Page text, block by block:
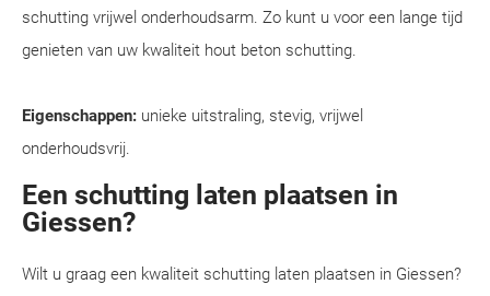
schutting vrijwel onderhoudsarm. Zo kunt u voor een lange tijd
genieten van uw kwaliteit hout beton schutting.
Eigenschappen: unieke uitstraling, stevig, vrijwel
onderhoudsvrij.
Een schutting laten plaatsen in
Giessen?
Wilt u graag een kwaliteit schutting laten plaatsen in Giessen?